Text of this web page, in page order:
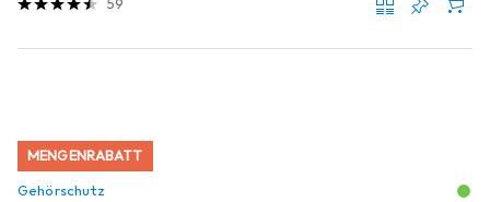
59
MENGENRABATT
Gehörschutz